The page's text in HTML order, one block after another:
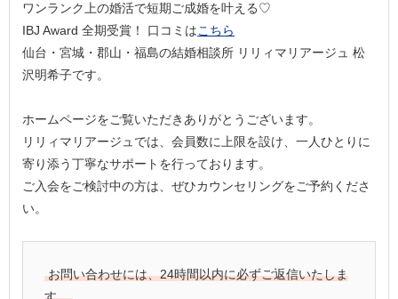
ワンランク上の婚活で短期ご成婚を叶える♡
IBJ Award 全期受賞！ 口コミはこちら
仙台・宮城・郡山・福島の結婚相談所 リリィマリアージュ 松
沢明希子です。
ホームページをご覧いただきありがとうございます。
リリィマリアージュでは、会員数に上限を設け、一人ひとりに
寄り添う丁寧なサポートを行っております。
ご入会をご検討中の方は、ぜひカウンセリングをご予約くださ
い。
お問い合わせには、24時間以内に必ずご返信いたしま